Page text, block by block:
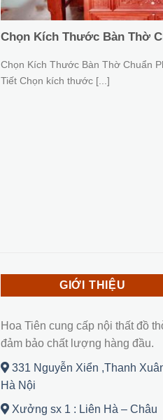
Chọn Kích Thước Bàn Thờ
Chọn Kích Thước Bàn Thờ Chuẩn
Tiết Chọn kích thước [...]
GIỚI THIỆU
Hoa Tiên cung cấp nội thất đồ
đảm bảo chất lượng hàng đầu.
331 Nguyễn Xiển ,Thanh
Hà Nội
Xưởng sx 1 : Liên Hà – Châu